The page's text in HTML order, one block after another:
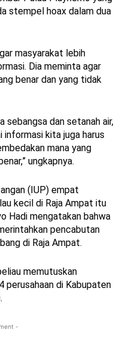
stempel hoax dalam dua
masyarakat lebih
Dia meminta agar
benar dan yang tidak
sebangsa dan setanah air,
informasi kita juga harus
mana yang
ungkapnya.
(IUP) empat
kecil di Raja Ampat itu
Hadi mengatakan bahwa
pencabutan
di Raja Ampat.
memutuskan
perusahaan di Kabupaten
-